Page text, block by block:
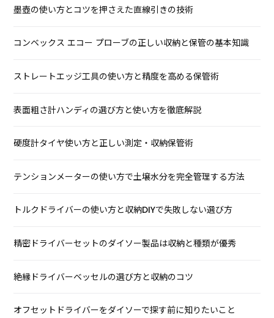
墨壺の使い方とコツを押さえた直線引きの技術
コンベックス エコー プローブの正しい収納と保管の基本知識
ストレートエッジ工具の使い方と精度を高める保管術
表面粗さ計ハンディの選び方と使い方を徹底解説
硬度計タイヤ使い方と正しい測定・収納保管術
テンションメーターの使い方で土壌水分を完全管理する方法
トルクドライバーの使い方と収納DIYで失敗しない選び方
精密ドライバーセットのダイソー製品は収納と種類が優秀
絶縁ドライバーベッセルの選び方と収納のコツ
オフセットドライバーをダイソーで探す前に知りたいこと